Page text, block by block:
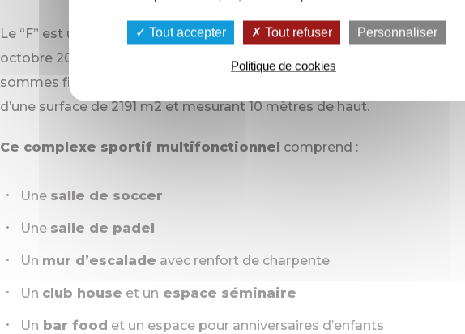
Le “F” est un complexe sportif qui réunit divers sports indoor. Il a
octobre 2024 dans le Parc d’activités de Plaisance à Saint-Sauveur-
sommes fiers d’avoir réalisé la construction de ce
d’une surface de 2191 m2 et mesurant 10 mètres de haut.
Ce complexe sportif multifonctionnel comprend :
Une salle de soccer
Une salle de padel
Un mur d’escalade avec renfort de charpente
Un club house et un espace séminaire
Un bar food et un espace pour anniversaires d’enfants
Tout accepter Tout refuser Personnaliser
Politique de cookies